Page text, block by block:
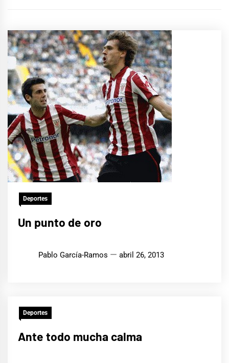
Deportes
Un punto de oro
Pablo García-Ramos abril 26, 2013
Deportes
Ante todo mucha calma